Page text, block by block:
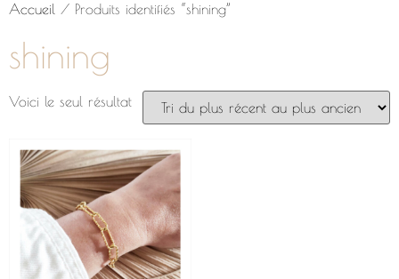
Accueil / Produits identifiés “shining”
shining
Voici le seul résultat